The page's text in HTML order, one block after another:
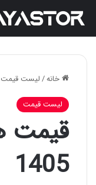
خانه/لیست قیمت
لیست قیمت
1405